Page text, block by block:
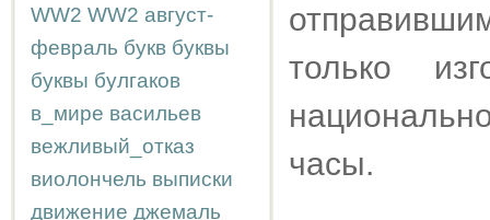
WW2 WW2 август-
февраль букв буквы
буквы булгаков
в_мире васильев
вежливый_отказ
виолончель выписки
движение джемаль
только
часы.